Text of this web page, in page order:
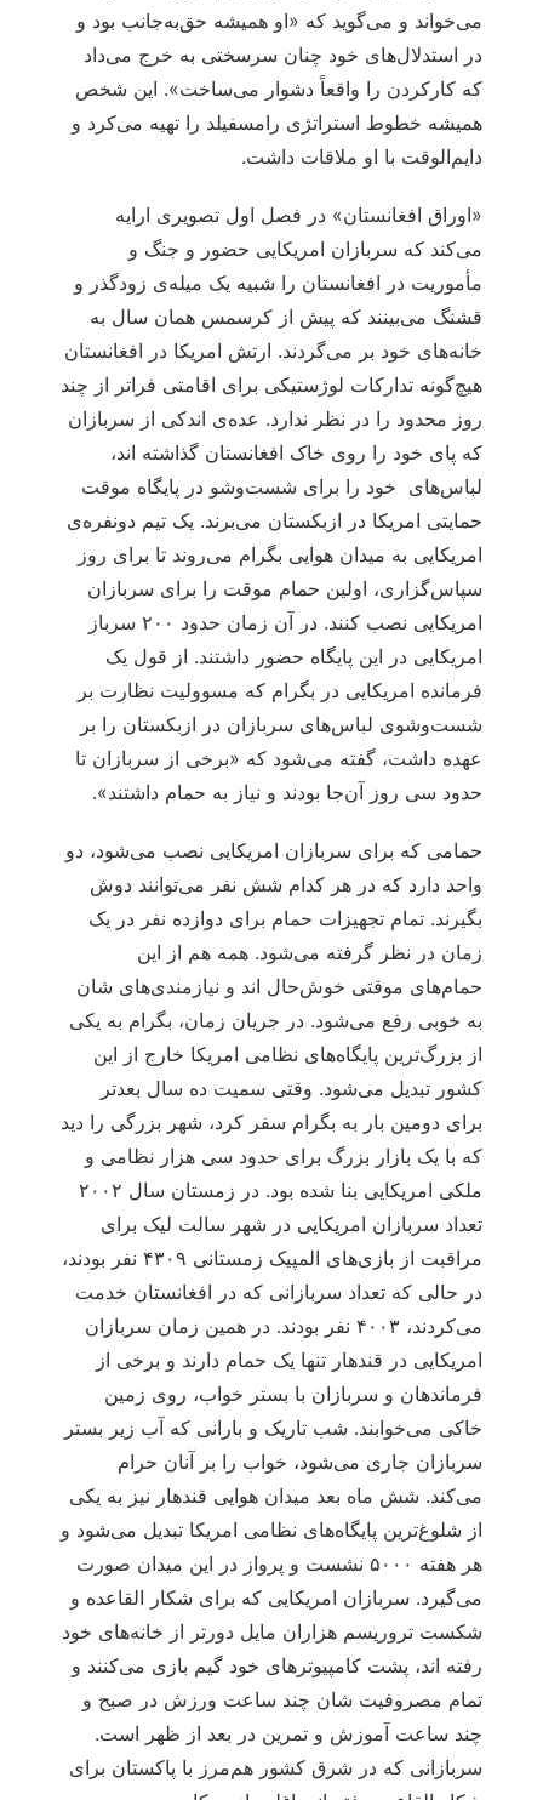
می‌خواند و می‌گوید که «او همیشه حق‌به‌جانب بود و
در استدلال‌های خود چنان سرسختی به خرج می‌داد
که کارکردن را واقعاً دشوار می‌ساخت». این شخص
همیشه خطوط استراتژی رامسفیلد را تهیه می‌کرد و
دایم‌الوقت با او ملاقات داشت.
«اوراق افغانستان» در فصل اول تصویری ارایه
می‌کند که سربازان امریکایی حضور و جنگ و
مأموریت در افغانستان را شبیه یک میله‌ی زودگذر و
قشنگ می‌بینند که پیش از کرسمس همان سال به
خانه‌های خود بر می‌گردند. ارتش امریکا در افغانستان
هیچ‌گونه تدارکات لوژستیکی برای اقامتی فراتر از چند
روز محدود را در نظر ندارد. عده‌ی اندکی از سربازان
که پای خود را روی خاک افغانستان گذاشته اند،
لباس‌های خود را برای شست‌وشو در پایگاه موقت
حمایتی امریکا در ازبکستان می‌برند. یک تیم دونفره‌ی
امریکایی به میدان هوایی بگرام می‌روند تا برای روز
سپاس‌گزاری، اولین حمام موقت را برای سربازان
امریکایی نصب کنند. در آن زمان حدود ۲۰۰ سرباز
امریکایی در این پایگاه حضور داشتند. از قول یک
فرمانده امریکایی در بگرام که مسوولیت نظارت بر
شست‌وشوی لباس‌های سربازان در ازبکستان را بر
عهده داشت، گفته می‌شود که «برخی از سربازان تا
حدود سی روز آن‌جا بودند و نیاز به حمام داشتند».
حمامی که برای سربازان امریکایی نصب می‌شود، دو
واحد دارد که در هر کدام شش نفر می‌توانند دوش
بگیرند. تمام تجهیزات حمام برای دوازده نفر در یک
زمان در نظر گرفته می‌شود. همه هم از این
حمام‌های موقتی خوش‌حال اند و نیازمندی‌های شان
به خوبی رفع می‌شود. در جریان زمان، بگرام به یکی
از بزرگ‌ترین پایگاه‌های نظامی امریکا خارج از این
کشور تبدیل می‌شود. وقتی سمیت ده سال بعدتر
برای دومین بار به بگرام سفر کرد، شهر بزرگی را دید
که با یک بازار بزرگ برای حدود سی هزار نظامی و
ملکی امریکایی بنا شده بود. در زمستان سال ۲۰۰۲
تعداد سربازان امریکایی در شهر سالت لیک برای
مراقبت از بازی‌های المپیک زمستانی ۴۳۰۹ نفر بودند،
در حالی که تعداد سربازانی که در افغانستان خدمت
می‌کردند، ۴۰۰۳ نفر بودند. در همین زمان سربازان
امریکایی در قندهار تنها یک حمام دارند و برخی از
فرماندهان و سربازان با بستر خواب، روی زمین
خاکی می‌خوابند. شب تاریک و بارانی که آب زیر بستر
سربازان جاری می‌شود، خواب را بر آنان حرام
می‌کند. شش ماه بعد میدان هوایی قندهار نیز به یکی
از شلوغ‌ترین پایگاه‌های نظامی امریکا تبدیل می‌شود و
هر هفته ۵۰۰۰ نشست و پرواز در این میدان صورت
می‌گیرد. سربازان امریکایی که برای شکار القاعده و
شکست تروریسم هزاران مایل دورتر از خانه‌های خود
رفته اند، پشت کامپیوترهای خود گیم بازی می‌کنند و
تمام مصروفیت شان چند ساعت ورزش در صبح و
چند ساعت آموزش و تمرین در بعد از ظهر است.
سربازانی که در شرق کشور هم‌مرز با پاکستان برای